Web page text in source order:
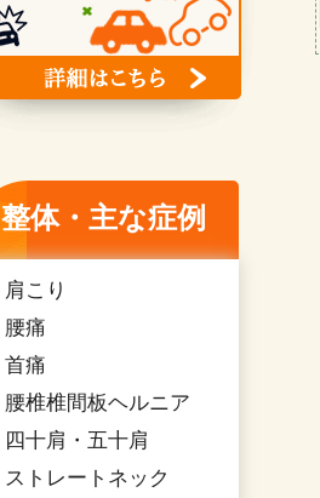
整体・主な症例
肩こり
腰痛
首痛
腰椎椎間板ヘルニア
四十肩・五十肩
ストレートネック